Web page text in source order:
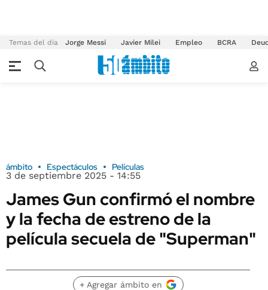
Temas del día Jorge Messi Javier Milei Empleo BCRA
ámbito Espectáculos Películas
3 de septiembre 2025 - 14:55
James Gun confirmó el nombre
y la fecha de estreno de la
película secuela de "Superman"
+ Agregar ámbito en